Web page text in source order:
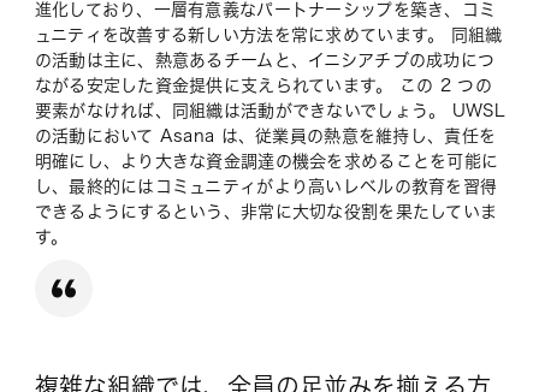
進化しており、一層有意義なパートナーシップを築き、コミ
ュニティを改善する新しい方法を常に求めています。 同組織
の活動は主に、熱意あるチームと、イニシアチブの成功につ
ながる安定した資金提供に支えられています。 この 2 つの
要素がなければ、同組織は活動ができないでしょう。 UWSL
の活動において Asana は、従業員の熱意を維持し、責任を
明確にし、より大きな資金調達の機会を求めることを可能に
し、最終的にはコミュニティがより高いレベルの教育を習得
できるようにするという、非常に大切な役割を果たしていま
す。
複雑な組織では、全員の足並みを揃える方